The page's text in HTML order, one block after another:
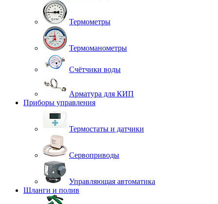
Термометры
Термоманометры
Счётчики воды
Арматура для КИП
Приборы управления
Термостаты и датчики
Сервоприводы
Управляющая автоматика
Шланги и полив